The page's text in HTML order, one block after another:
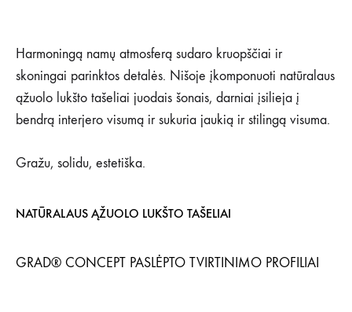
TAŠELIAIS
Harmoningą namų atmosferą sudaro kruopščiai ir
skoningai parinktos detalės. Nišoje įkomponuoti natūralaus
ąžuolo lukšto tašeliai juodais šonais, darniai įsilieja į
bendrą interjero visumą ir sukuria jaukią ir stilingą visuma.
Gražu, solidu, estetiška.
NATŪRALAUS ĄŽUOLO LUKŠTO TAŠELIAI
GRAD® CONCEPT PASLĖPTO TVIRTINIMO PROFILIAI